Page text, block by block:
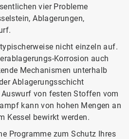
vier Probleme
Ablagerungen,
nicht einzeln auf.
Korrosion auch
Mechanismen unterhalb
Ablagerungsschicht
von festen Stoffen vom
kann von hohen Mengen an
Kessel bewirkt werden.
Programme zum Schutz Ihres